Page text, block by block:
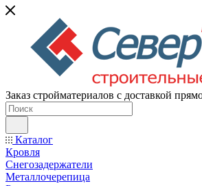
Заказ стройматериалов с доставкой
Каталог
Кровля
Снегозадержатели
Металлочерепица